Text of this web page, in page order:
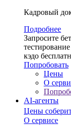
Кадровый
Подробнее
Запросите
кэдо
Попробовать
Цены
О
AI-агенты
Цены
О сервисе